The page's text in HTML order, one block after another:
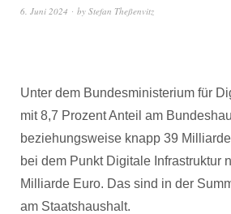
6. Juni 2024 by Stefan Theßenvitz
Unter dem Bundesministerium für
mit 8,7 Prozent Anteil am
beziehungsweise knapp 39
bei dem Punkt Digitale Infrastruktur
Milliarde Euro. Das sind in der
am Staatshaushalt.